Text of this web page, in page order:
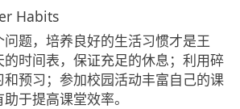
Habits
题，培养良好的生活习惯才是王
时间表，保证充足的休息；利用碎
和预习；参加校园活动丰富自己的课
于提高课堂效率。